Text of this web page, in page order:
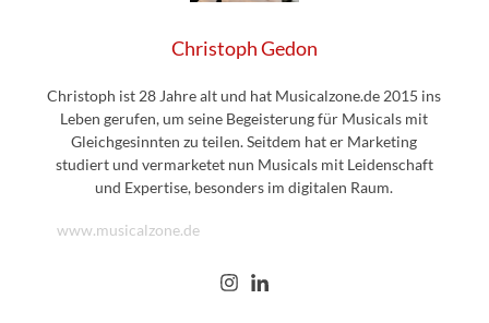
Christoph Gedon
Christoph ist 28 Jahre alt und hat Musicalzone.de 2015 ins
Leben gerufen, um seine Begeisterung für Musicals mit
Gleichgesinnten zu teilen. Seitdem hat er Marketing
studiert und vermarketet nun Musicals mit Leidenschaft
und Expertise, besonders im digitalen Raum.
www.musicalzone.de